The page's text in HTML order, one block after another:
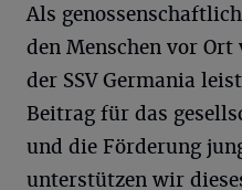
Als
den Menschen vor
der SSV Germania
Beitrag für das
und die Förderung
unterstützen wir